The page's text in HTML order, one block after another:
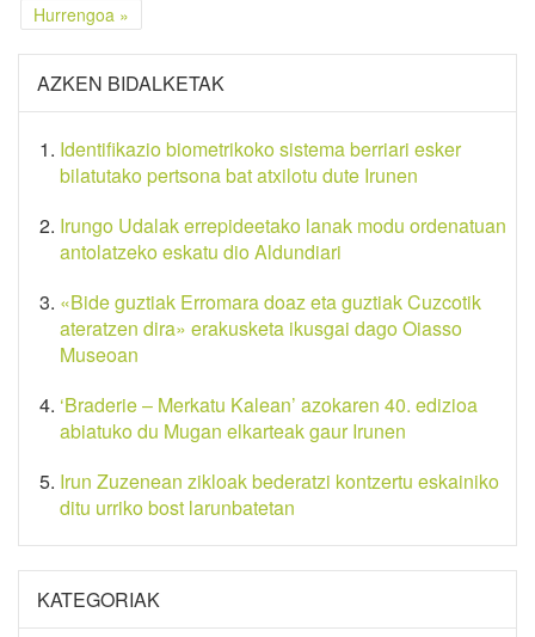
Hurrengoa »
AZKEN BIDALKETAK
Identifikazio biometrikoko sistema berriari esker
bilatutako pertsona bat atxilotu dute Irunen
Irungo Udalak errepideetako lanak modu ordenatuan
antolatzeko eskatu dio Aldundiari
«Bide guztiak Erromara doaz eta guztiak Cuzcotik
ateratzen dira» erakusketa ikusgai dago Oiasso
Museoan
‘Braderie – Merkatu Kalean’ azokaren 40. edizioa
abiatuko du Mugan elkarteak gaur Irunen
Irun Zuzenean zikloak bederatzi kontzertu eskainiko
ditu urriko bost larunbatetan
KATEGORIAK